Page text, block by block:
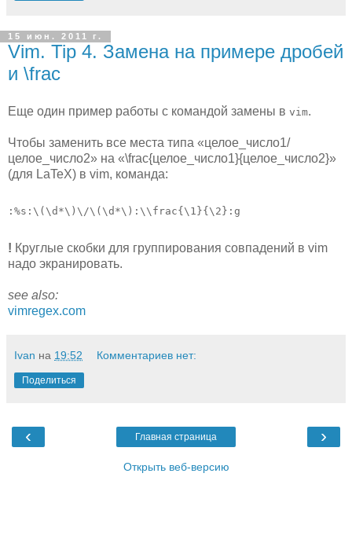
15 июн. 2011 г.
Vim. Tip 4. Замена на примере дробей
и \frac
Еще один пример работы с командой замены в vim.
Чтобы заменить все места типа «целое_число1/
целое_число2» на «\frac{целое_число1}{целое_число2}»
(для LaTeX) в vim, команда:
! Круглые скобки для группирования совпадений в vim
надо экранировать.
see also:
vimregex.com
Ivan на 19:52 Комментариев нет:
Поделиться
‹ ›
Главная страница
Открыть веб-версию